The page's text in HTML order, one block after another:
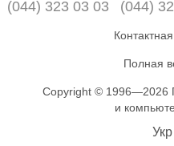
(044) 323 03 03 (044)
Полная
Copyright © 1996—2026
и
Укр